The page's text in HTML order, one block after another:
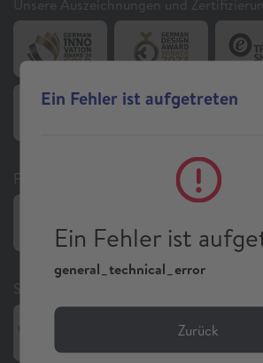
Unsere Auszeichnungen und
Folgen Sie uns auf Social Media
Sonstiges
Ein Fehler ist aufgetreten
Ein Fehler ist
general_technical_error
Zurück